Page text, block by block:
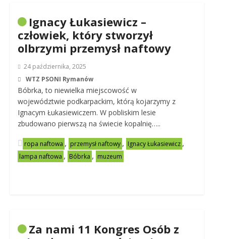
Ignacy Łukasiewicz –
człowiek, który stworzył
olbrzymi przemysł naftowy
24 października, 2025
WTZ PSONI Rymanów
Bóbrka, to niewielka miejscowość w
województwie podkarpackim, którą kojarzymy z
Ignacym Łukasiewiczem. W pobliskim lesie
zbudowano pierwszą na świecie kopalnię…..
ropa naftowa , przemysł naftowy , Ignacy Łukasiewicz ,
lampa naftowa , Bóbrka , muzeum
Za nami 11 Kongres Osób z